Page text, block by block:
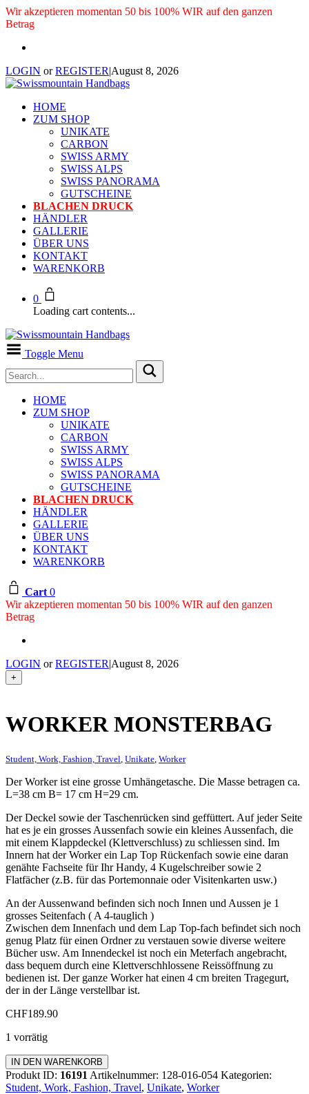
Wir akzeptieren momentan 50 bis 100% WIR auf den ganzen
Betrag
LOGIN orREGISTER|August 8, 2026
HOME
ZUM SHOP
UNIKATE
CARBON
SWISS ARMY
SWISS ALPS
SWISS PANORAMA
GUTSCHEINE
BLACHEN DRUCK
HÄNDLER
GALLERIE
ÜBER UNS
KONTAKT
WARENKORB
0
Loading cart contents...
Toggle Menu
HOME
ZUM SHOP
UNIKATE
CARBON
SWISS ARMY
SWISS ALPS
SWISS PANORAMA
GUTSCHEINE
BLACHEN DRUCK
HÄNDLER
GALLERIE
ÜBER UNS
KONTAKT
WARENKORB
Cart 0
Wir akzeptieren momentan 50 bis 100% WIR auf den ganzen
Betrag
LOGIN orREGISTER|August 8, 2026
+
WORKER MONSTERBAG
Student, Work, Fashion, Travel Unikate Worker
Der Worker ist eine grosse Umhängetasche. Die Masse betragen ca.
L=38 cm B= 17 cm H=29 cm.
Der Deckel sowie der Taschenrücken sind geffüttert. Auf jeder Seite
hat es je ein grosses Aussenfach sowie ein kleines Aussenfach, die
mit einem Klappdeckel (Klettverschluss) zu schliessen sind. Im
Innern hat der Worker ein Lap Top Rückenfach sowie eine daran
genähte Fachseite für Ihr Handy, 4 Kugelschreiber sowie 2
Flatfächer (z.B. für das Portemonnaie oder Visitenkarten usw.)
An der Aussenwand befinden sich noch Innen und Aussen je 1
grosses Seitenfach ( A 4-tauglich )
Zwischen dem Innenfach und dem Lap Top-fach befindet sich noch
genug Platz für einen Ordner zu verstauen sowie diverse weitere
Bücher usw. Am Innendeckel ist noch ein Meterfach angebracht,
dass bequem durch eine Klettverschhlossene Reissöffnung zu
bedienen ist. Der ganze Worker hat einen 4 cm breiten Tragegurt,
der in der Länge verstellbar ist.
CHF189.90
1 vorrätig
Worker
Monsterbag
Menge
IN DEN WARENKORB
Produkt ID: 16191 Artikelnummer: 128-016-054 Kategorien:
Student, Work, Fashion, Travel, Unikate, Worker